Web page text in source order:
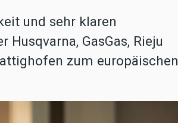
und sehr klaren
Husqvarna, GasGas, Rieju
zum europäischen